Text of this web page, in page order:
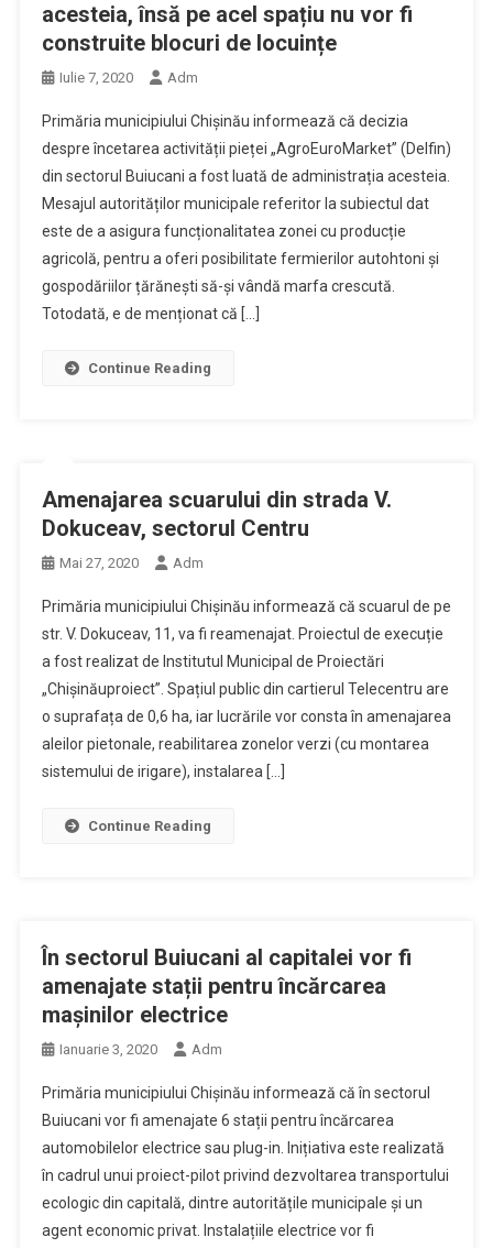
acesteia, însă pe acel spațiu nu vor fi
construite blocuri de locuințe
Iulie 7, 2020 Adm
Primăria municipiului Chișinău informează că decizia
despre încetarea activității pieței „AgroEuroMarket” (Delfin)
din sectorul Buiucani a fost luată de administrația acesteia.
Mesajul autorităților municipale referitor la subiectul dat
este de a asigura funcționalitatea zonei cu producție
agricolă, pentru a oferi posibilitate fermierilor autohtoni și
gospodăriilor țărănești să-și vândă marfa crescută.
Totodată, e de menționat că […]
Continue Reading
Amenajarea scuarului din strada V.
Dokuceav, sectorul Centru
Mai 27, 2020 Adm
Primăria municipiului Chişinău informează că scuarul de pe
str. V. Dokuceav, 11, va fi reamenajat. Proiectul de execuție
a fost realizat de Institutul Municipal de Proiectări
„Chișinăuproiect”. Spațiul public din cartierul Telecentru are
o suprafața de 0,6 ha, iar lucrările vor consta în amenajarea
aleilor pietonale, reabilitarea zonelor verzi (cu montarea
sistemului de irigare), instalarea […]
Continue Reading
În sectorul Buiucani al capitalei vor fi
amenajate stații pentru încărcarea
mașinilor electrice
Ianuarie 3, 2020 Adm
Primăria municipiului Chişinău informează că în sectorul
Buiucani vor fi amenajate 6 stații pentru încărcarea
automobilelor electrice sau plug-in. Inițiativa este realizată
în cadrul unui proiect-pilot privind dezvoltarea transportului
ecologic din capitală, dintre autoritățile municipale și un
agent economic privat. Instalațiile electrice vor fi